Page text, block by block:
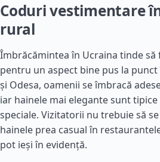
Coduri vestimentare
rural
Îmbrăcămintea în Ucraina tinde
pentru un aspect bine pus la
și Odesa, oamenii se îmbracă
iar hainele mai elegante sunt
speciale. Vizitatorii nu trebuie să
hainele prea casual în
pot ieși în evidență.